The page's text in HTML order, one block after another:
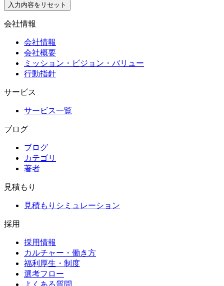
入力内容をリセット
会社情報
会社情報
会社概要
ミッション・ビジョン・バリュー
行動指針
サービス
サービス一覧
ブログ
ブログ
カテゴリ
著者
見積もり
見積もりシミュレーション
採用
採用情報
カルチャー・働き方
福利厚生・制度
選考フロー
よくある質問